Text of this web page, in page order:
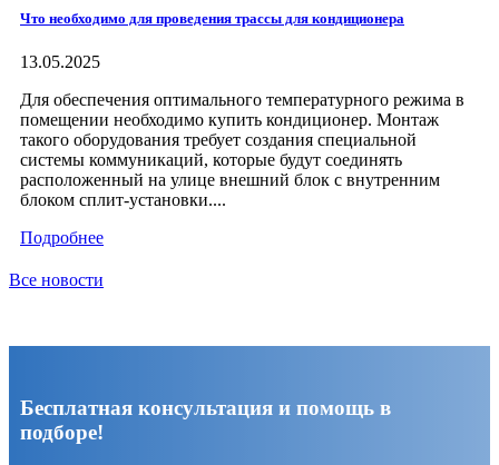
Что необходимо для проведения трассы для кондиционера
13.05.2025
Для обеспечения оптимального температурного режима в
помещении необходимо купить кондиционер. Монтаж
такого оборудования требует создания специальной
системы коммуникаций, которые будут соединять
расположенный на улице внешний блок с внутренним
блоком сплит-установки....
Подробнее
Все новости
Бесплатная консультация и помощь в
подборе!